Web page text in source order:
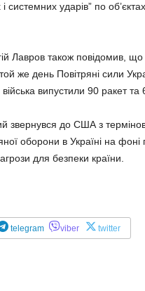
системних ударів” по
Лавров також повідомив,
же день Повітряні сили
війська випустили 90 ракет та
звернувся до США з
оборони в Україні на
для безпеки країни.
telegram viber twitter